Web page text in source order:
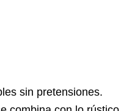
sin pretensiones.